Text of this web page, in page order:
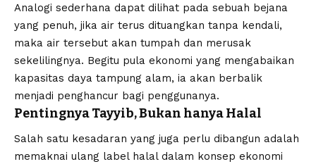
Analogi sederhana dapat dilihat pada sebuah bejana
yang penuh, jika air terus dituangkan tanpa kendali,
maka air tersebut akan tumpah dan merusak
sekelilingnya. Begitu pula ekonomi yang mengabaikan
kapasitas daya tampung alam, ia akan berbalik
menjadi penghancur bagi penggunanya.
Pentingnya Tayyib, Bukan hanya Halal
Salah satu kesadaran yang juga perlu dibangun adalah
memaknai ulang label halal dalam konsep ekonomi